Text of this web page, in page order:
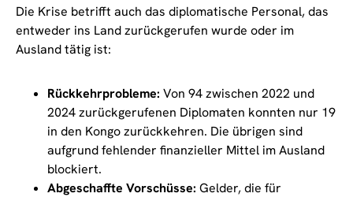
Die Krise betrifft auch das diplomatische Personal, das
entweder ins Land zurückgerufen wurde oder im
Ausland tätig ist:
Rückkehrprobleme: Von 94 zwischen 2022 und
2024 zurückgerufenen Diplomaten konnten nur 19
in den Kongo zurückkehren. Die übrigen sind
aufgrund fehlender finanzieller Mittel im Ausland
blockiert.
Abgeschaffte Vorschüsse: Gelder, die für